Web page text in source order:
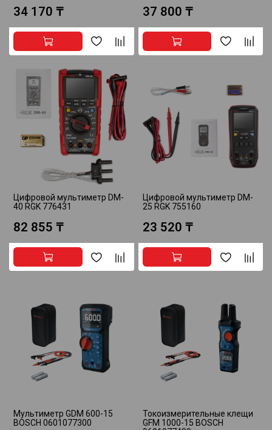
34 170 ₸ 37 800 ₸
Цифровой мультиметр DM-
40 RGK 776431
82 855 ₸
Цифровой мультиметр DM-
25 RGK 755160
23 520 ₸
Мультиметр GDM 600-15
BOSCH 0601077300
Токоизмерительные клещи
GFM 1000-15 BOSCH